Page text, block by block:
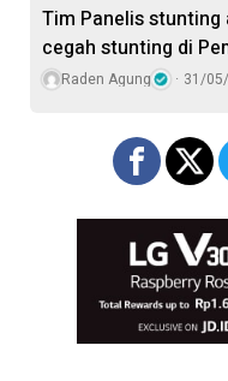
Tim Panelis stunting
cegah stunting di
Raden Agung 31/